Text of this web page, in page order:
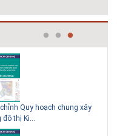
và môi trường đô thị
thuật hạ tầng và môi trường
đại học với 280 chỉ tiêu, thời
Quy hoạch chung xây
đô thị Ki...